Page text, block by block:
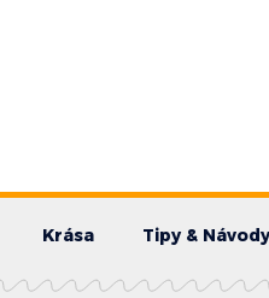
Krása Tipy & Návody